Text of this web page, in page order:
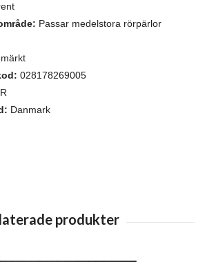
Passar medelstora rörpärlor
028178269005
Danmark